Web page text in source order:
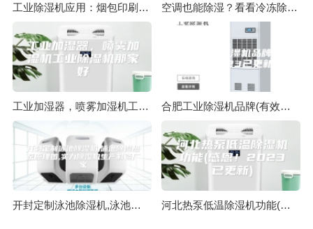
工业除湿机应用：烟包印刷与湿度控制 空调也能除湿？看看冷冻除湿机生产多有必要
工业加湿器，喷雾加湿机工业除湿机那家好 合肥工业除湿机品牌(有效！2023已更新)
开封定制泳池除湿机,泳池除湿热泵原理图,实力除湿机生产制造厂家 河北热泵低温除湿机功能(感恩！2023已更新)